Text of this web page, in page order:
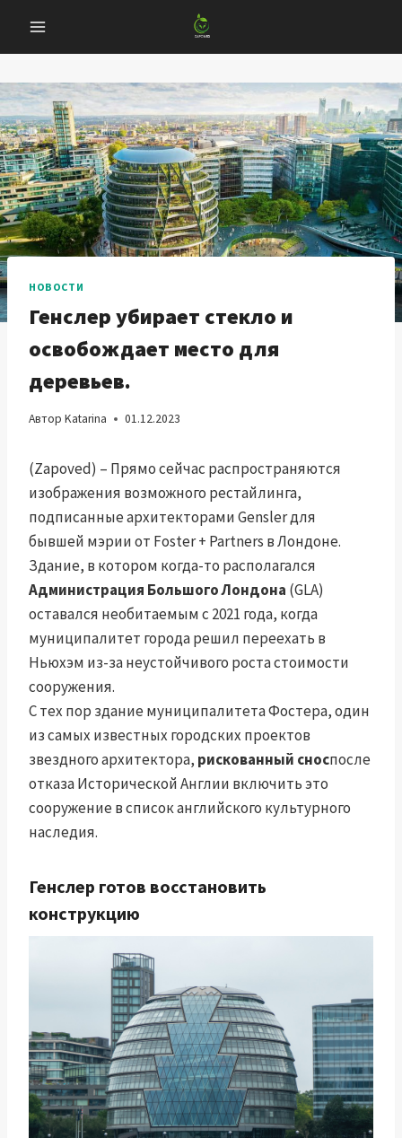
содержанию
НОВОСТИ
Генслер убирает стекло и
освобождает место для
деревьев.
Автор Katarina 01.12.2023
(Zapoved) – Прямо сейчас распространяются
изображения возможного рестайлинга,
подписанные архитекторами Gensler для
бывшей мэрии от Foster + Partners в Лондоне.
Здание, в котором когда-то располагался
Администрация Большого Лондона (GLA)
оставался необитаемым с 2021 года, когда
муниципалитет города решил переехать в
Ньюхэм из-за неустойчивого роста стоимости
сооружения.
С тех пор здание муниципалитета Фостера, один
из самых известных городских проектов
звездного архитектора, рискованный сноспосле
отказа Исторической Англии включить это
сооружение в список английского культурного
наследия.
Генслер готов восстановить
конструкцию